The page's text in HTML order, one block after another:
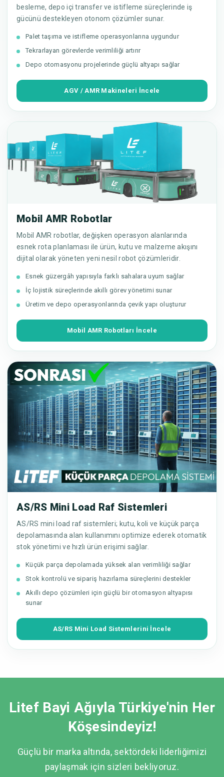
besleme, depo içi transfer ve istifleme süreçlerinde iş
gücünü destekleyen otonom çözümler sunar.
Palet taşıma ve istifleme operasyonlarına uygundur
Tekrarlayan görevlerde verimliliği artırır
Depo otomasyonu projelerinde güçlü altyapı sağlar
AGV / AMR Makineleri İncele
Mobil AMR Robotlar
Mobil AMR robotlar, değişken operasyon alanlarında
esnek rota planlaması ile ürün, kutu ve malzeme akışını
dijital olarak yöneten yeni nesil robot çözümleridir.
Esnek güzergâh yapısıyla farklı sahalara uyum sağlar
İç lojistik süreçlerinde akıllı görev yönetimi sunar
Üretim ve depo operasyonlarında çevik yapı oluşturur
Mobil AMR Robotları İncele
AS/RS Mini Load Raf Sistemleri
AS/RS mini load raf sistemleri; kutu, koli ve küçük parça
depolamasında alan kullanımını optimize ederek otomatik
stok yönetimi ve hızlı ürün erişimi sağlar.
Küçük parça depolamada yüksek alan verimliliği sağlar
Stok kontrolü ve sipariş hazırlama süreçlerini destekler
Akıllı depo çözümleri için güçlü bir otomasyon altyapısı
sunar
AS/RS Mini Load Sistemlerini İncele
Litef Bayi Ağıyla Türkiye'nin Her
Köşesindeyiz!
Güçlü bir marka altında, sektördeki liderliğimizi
paylaşmak için sizleri bekliyoruz.